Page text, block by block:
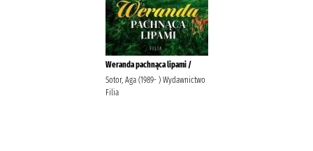
Weranda pachnąca lipami /
Sotor, Aga (1989- ) Wydawnictwo
Filia